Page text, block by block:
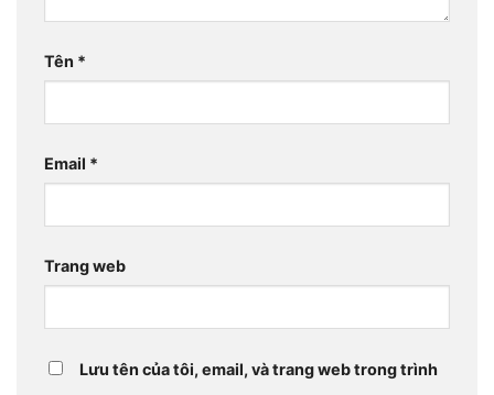
Tên *
Email *
Trang web
Lưu tên của tôi, email, và trang web trong trình